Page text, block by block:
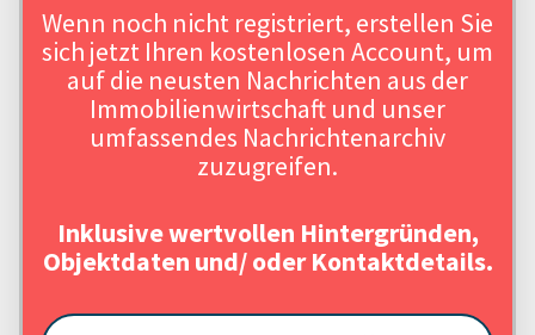
Wenn noch nicht registriert, erstellen Sie
sich jetzt Ihren kostenlosen Account, um
auf die neusten Nachrichten aus der
Immobilienwirtschaft und unser
umfassendes Nachrichtenarchiv
zuzugreifen.
Inklusive wertvollen Hintergründen,
Objektdaten und/ oder Kontaktdetails.